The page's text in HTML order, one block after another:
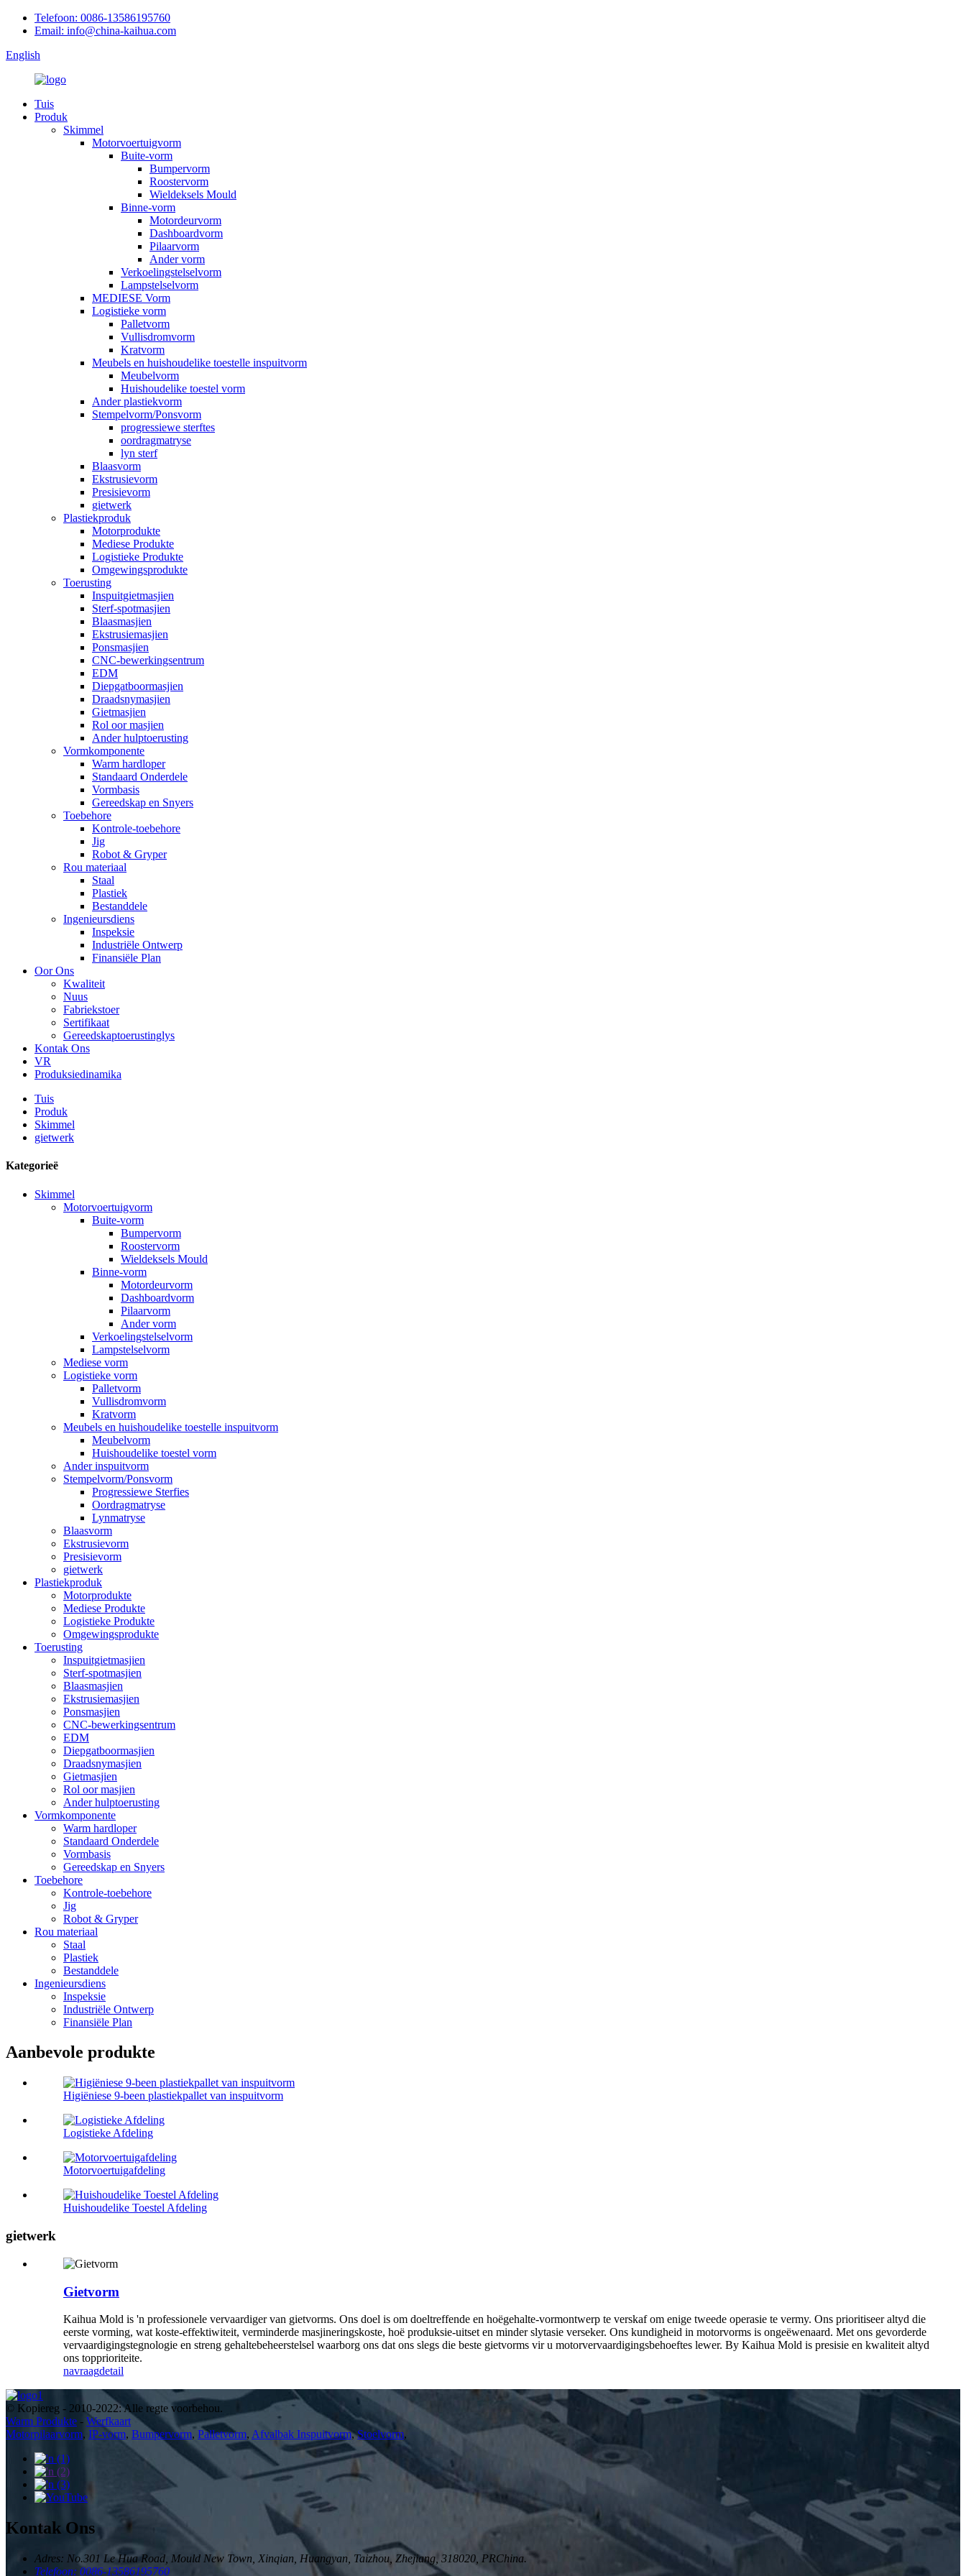
Telefoon: 0086-13586195760
Email: info@china-kaihua.com
English
Tuis
Produk
Skimmel
Motorvoertuigvorm
Buite-vorm
Bumpervorm
Roostervorm
Wieldeksels Mould
Binne-vorm
Motordeurvorm
Dashboardvorm
Pilaarvorm
Ander vorm
Verkoelingstelselvorm
Lampstelselvorm
MEDIESE Vorm
Logistieke vorm
Palletvorm
Vullisdromvorm
Kratvorm
Meubels en huishoudelike toestelle inspuitvorm
Meubelvorm
Huishoudelike toestel vorm
Ander plastiekvorm
Stempelvorm/Ponsvorm
progressiewe sterftes
oordragmatryse
lyn sterf
Blaasvorm
Ekstrusievorm
Presisievorm
gietwerk
Plastiekproduk
Motorprodukte
Mediese Produkte
Logistieke Produkte
Omgewingsprodukte
Toerusting
Inspuitgietmasjien
Sterf-spotmasjien
Blaasmasjien
Ekstrusiemasjien
Ponsmasjien
CNC-bewerkingsentrum
EDM
Diepgatboormasjien
Draadsnymasjien
Gietmasjien
Rol oor masjien
Ander hulptoerusting
Vormkomponente
Warm hardloper
Standaard Onderdele
Vormbasis
Gereedskap en Snyers
Toebehore
Kontrole-toebehore
Jig
Robot & Gryper
Rou materiaal
Staal
Plastiek
Bestanddele
Ingenieursdiens
Inspeksie
Industriële Ontwerp
Finansiële Plan
Oor Ons
Kwaliteit
Nuus
Fabriekstoer
Sertifikaat
Gereedskaptoerustinglys
Kontak Ons
VR
Produksiedinamika
Tuis
Produk
Skimmel
gietwerk
Kategorieë
Skimmel
Motorvoertuigvorm
Buite-vorm
Bumpervorm
Roostervorm
Wieldeksels Mould
Binne-vorm
Motordeurvorm
Dashboardvorm
Pilaarvorm
Ander vorm
Verkoelingstelselvorm
Lampstelselvorm
Mediese vorm
Logistieke vorm
Palletvorm
Vullisdromvorm
Kratvorm
Meubels en huishoudelike toestelle inspuitvorm
Meubelvorm
Huishoudelike toestel vorm
Ander inspuitvorm
Stempelvorm/Ponsvorm
Progressiewe Sterfies
Oordragmatryse
Lynmatryse
Blaasvorm
Ekstrusievorm
Presisievorm
gietwerk
Plastiekproduk
Motorprodukte
Mediese Produkte
Logistieke Produkte
Omgewingsprodukte
Toerusting
Inspuitgietmasjien
Sterf-spotmasjien
Blaasmasjien
Ekstrusiemasjien
Ponsmasjien
CNC-bewerkingsentrum
EDM
Diepgatboormasjien
Draadsnymasjien
Gietmasjien
Rol oor masjien
Ander hulptoerusting
Vormkomponente
Warm hardloper
Standaard Onderdele
Vormbasis
Gereedskap en Snyers
Toebehore
Kontrole-toebehore
Jig
Robot & Gryper
Rou materiaal
Staal
Plastiek
Bestanddele
Ingenieursdiens
Inspeksie
Industriële Ontwerp
Finansiële Plan
Aanbevole produkte
Higiëniese 9-been plastiekpallet van inspuitvorm
Logistieke Afdeling
Motorvoertuigafdeling
Huishoudelike Toestel Afdeling
gietwerk
Gietvorm
Kaihua Mold is 'n professionele vervaardiger van gietvorms. Ons doel is om doeltreffende en hoëgehalte-vormontwerp te verskaf om enige tweede operasie te vermy. Ons prioritiseer altyd die
eerste vorming, wat koste-effektiwiteit, verminderde masjineringskoste, hoë produksie-uitset en minder slytasie verseker. Ons kundigheid in motorvorms is ongeëwenaard. Met ons gevorderde
vervaardigingstegnologie en streng gehaltebeheerstelsel waarborg ons dat ons slegs die beste gietvorms vir u motorvervaardigingsbehoeftes lewer. By Kaihua Mold is presisie en kwaliteit altyd
ons topprioriteite.
navraagdetail
© Kopiereg - 2010-2022: Alle regte voorbehou.
Warm Produkte - Werfkaart
Motorpilaarvorm, IP-vorm, Bumpervorm, Palletvorm, Afvalbak Inspuitvorm,Stoelvorm,
Kontak Ons
Adres: No.301 Le Hua Road, Mould New Town, Xinqian, Huangyan, Taizhou, Zhejiang, 318020, PRChina.
Telefoon: 0086-13586195760